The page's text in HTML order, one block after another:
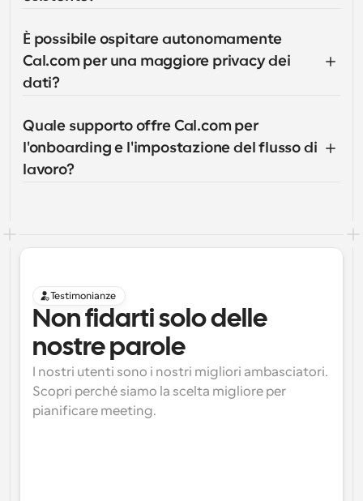
È possibile ospitare autonomamente
Cal.com per una maggiore privacy dei
dati?
Quale supporto offre Cal.com per
l'onboarding e l'impostazione del flusso di
lavoro?
Testimonianze
Non fidarti solo delle
nostre parole
I nostri utenti sono i nostri migliori ambasciatori.
Scopri perché siamo la scelta migliore per
pianificare meeting.